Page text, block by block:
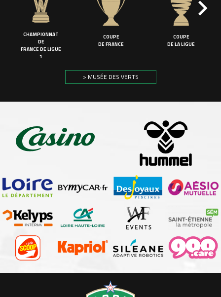
CHAMPIONNAT
DE
FRANCE DE LIGUE
1
COUPE
DE FRANCE
COUPE
DE LA LIGUE
> MUSÉE DES VERTS